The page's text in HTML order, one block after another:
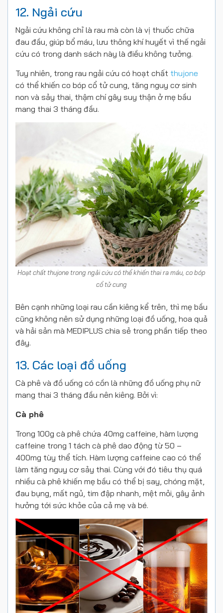
12. Ngải cứu
Ngải cứu không chỉ là rau mà còn là vị thuốc chữa
đau đầu, giúp bổ máu, lưu thông khí huyết vì thế ngải
cứu có trong danh sách này là điều không tưởng.
Tuy nhiên, trong rau ngải cứu có hoạt chất thujone
có thể khiến co bóp cổ tử cung, tăng nguy cơ sinh
non và sảy thai, thậm chí gây suy thận ở mẹ bầu
mang thai 3 tháng đầu.
Hoạt chất thujone trong ngải cứu có thể khiến thai ra máu, co bóp
cổ tử cung
Bên cạnh những loại rau cần kiêng kể trên, thì mẹ bầu
cũng không nên sử dụng những loại đồ uống, hoa quả
và hải sản mà MEDIPLUS chia sẻ trong phần tiếp theo
đây.
13. Các loại đồ uống
Cà phê và đồ uống có cồn là những đồ uống phụ nữ
mang thai 3 tháng đầu nên kiêng. Bởi vì:
Cà phê
Trong 100g cà phê chứa 40mg caffeine, hàm lượng
caffeine trong 1 tách cà phê dao động từ 50 –
400mg tùy thể tích. Hàm lượng caffeine cao có thể
làm tăng nguy cơ sảy thai. Cùng với đó tiêu thụ quá
nhiều cà phê khiến mẹ bầu có thể bị say, chóng mặt,
đau bụng, mất ngủ, tim đập nhanh, mệt mỏi, gây ảnh
hưởng tới sức khỏe của cả mẹ và bé.